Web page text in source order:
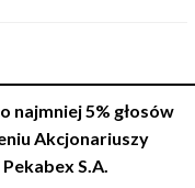
najmniej 5% głosów
Akcjonariuszy
S.A.